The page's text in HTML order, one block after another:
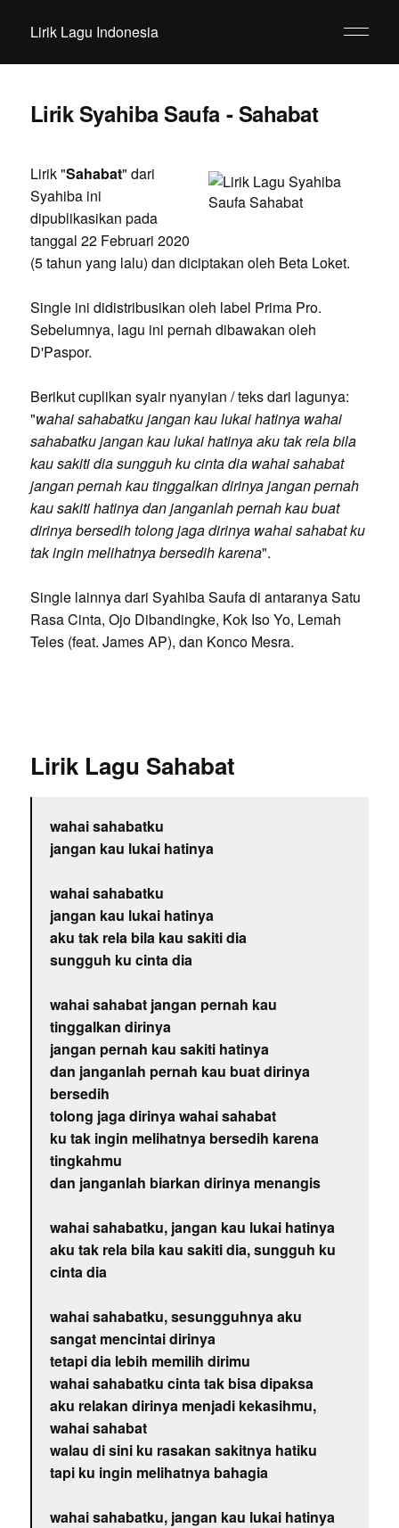
Lirik Lagu Indonesia
Lirik Syahiba Saufa - Sahabat
Lirik "Sahabat" dari
Syahiba ini
dipublikasikan pada
tanggal 22 Februari 2020
(5 tahun yang lalu) dan diciptakan oleh Beta Loket.
Single ini didistribusikan oleh label Prima Pro.
Sebelumnya, lagu ini pernah dibawakan oleh
D'Paspor.
Berikut cuplikan syair nyanyian / teks dari lagunya:
"wahai sahabatku jangan kau lukai hatinya wahai
sahabatku jangan kau lukai hatinya aku tak rela bila
kau sakiti dia sungguh ku cinta dia wahai sahabat
jangan pernah kau tinggalkan dirinya jangan pernah
kau sakiti hatinya dan janganlah pernah kau buat
dirinya bersedih tolong jaga dirinya wahai sahabat ku
tak ingin melihatnya bersedih karena".
Single lainnya dari Syahiba Saufa di antaranya Satu
Rasa Cinta, Ojo Dibandingke, Kok Iso Yo, Lemah
Teles (feat. James AP), dan Konco Mesra.
Lirik Lagu Sahabat
wahai sahabatku
jangan kau lukai hatinya
wahai sahabatku
jangan kau lukai hatinya
aku tak rela bila kau sakiti dia
sungguh ku cinta dia
wahai sahabat jangan pernah kau
tinggalkan dirinya
jangan pernah kau sakiti hatinya
dan janganlah pernah kau buat dirinya
bersedih
tolong jaga dirinya wahai sahabat
ku tak ingin melihatnya bersedih karena
tingkahmu
dan janganlah biarkan dirinya menangis
wahai sahabatku, jangan kau lukai hatinya
aku tak rela bila kau sakiti dia, sungguh ku
cinta dia
wahai sahabatku, sesungguhnya aku
sangat mencintai dirinya
tetapi dia lebih memilih dirimu
wahai sahabatku cinta tak bisa dipaksa
aku relakan dirinya menjadi kekasihmu,
wahai sahabat
walau di sini ku rasakan sakitnya hatiku
tapi ku ingin melihatnya bahagia
wahai sahabatku, jangan kau lukai hatinya